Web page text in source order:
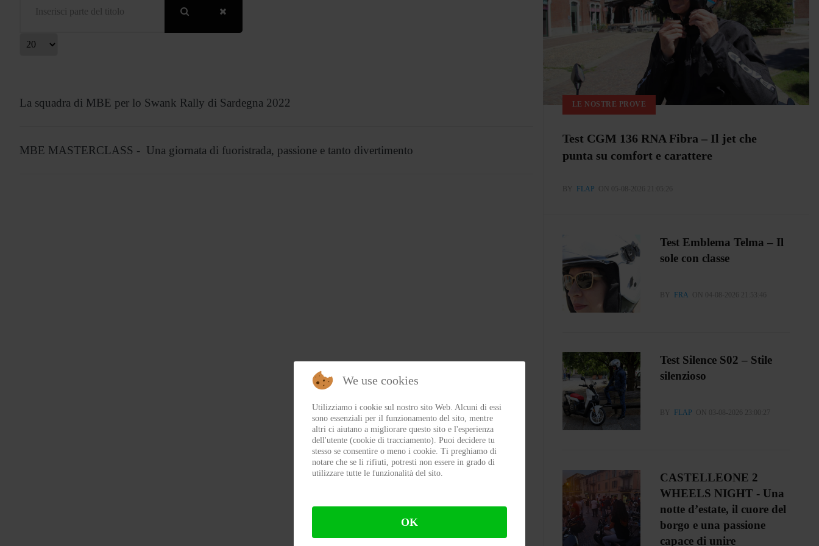
La squadra di MBE per lo Swank Rally di Sardegna 2022
MBE MASTERCLASS - Una giornata di fuoristrada, passione e tanto divertimento
LE NOSTRE PROVE
Test CGM 136 RNA Fibra – Il jet che
punta su comfort e carattere
BY FLAP ON 05-08-2026 21:05:26
Test Emblema Telma – Il
sole con classe
BY FRA ON 04-08-2026 21:53:46
Test Silence S02 – Stile
silenzioso
BY FLAP ON 03-08-2026 23:00:27
CASTELLEONE 2
WHEELS NIGHT - Una
notte d’estate, il cuore del
borgo e una passione
capace di unire
We use cookies
Utilizziamo i cookie sul nostro sito Web. Alcuni di essi
sono essenziali per il funzionamento del sito, mentre
altri ci aiutano a migliorare questo sito e l'esperienza
dell'utente (cookie di tracciamento). Puoi decidere tu
stesso se consentire o meno i cookie. Ti preghiamo di
notare che se li rifiuti, potresti non essere in grado di
utilizzare tutte le funzionalità del sito.
OK